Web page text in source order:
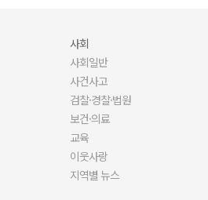
사회
사회일반
사건사고
검찰·경찰·법원
보건·의료
교육
이웃사랑
지역별 뉴스